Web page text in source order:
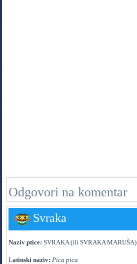
Odgovori na komentar
Svraka
Naziv ptice: SVRAKA (ili SVRAKA MARUŠA)
Latinski naziv: Pica pica